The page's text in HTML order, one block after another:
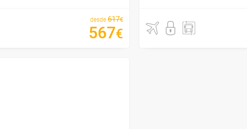
desde 617€
567€